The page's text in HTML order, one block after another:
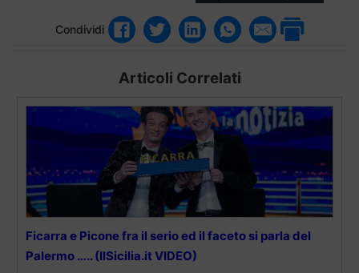
Condividi
Articoli Correlati
Ficarra e Picone fra il serio ed il faceto si parla del
Palermo ….. (IlSicilia.it VIDEO)